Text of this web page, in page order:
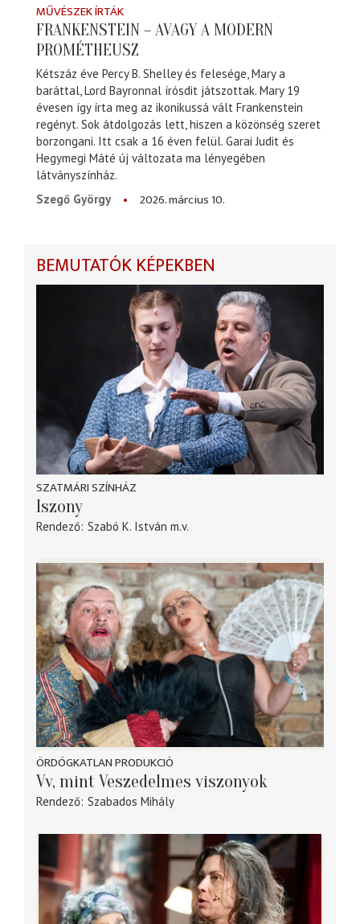
MŰVÉSZEK ÍRTÁK
FRANKENSTEIN – AVAGY A MODERN
PROMÉTHEUSZ
Kétszáz éve Percy B. Shelley és felesége, Mary a
baráttal, Lord Bayronnal írósdit játszottak. Mary 19
évesen így írta meg az ikonikussá vált Frankenstein
regényt. Sok átdolgozás lett, hiszen a közönség szeret
borzongani. Itt csak a 16 éven felül. Garai Judit és
Hegymegi Máté új változata ma lényegében
látványszínház.
Szegő György
2026. március 10.
BEMUTATÓK KÉPEKBEN
SZATMÁRI SZÍNHÁZ
Iszony
Rendező Szabó K. István m.v.
ÖRDÖGKATLAN PRODUKCIÓ
Vv, mint Veszedelmes viszonyok
Rendező Szabados Mihály